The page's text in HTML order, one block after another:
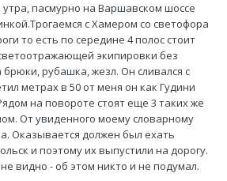
утра, пасмурно на Варшавском шоссе
с Хамером со светофора
то есть по середине 4 полос стоит
экипировки без
брюки, рубашка, жезл. Он сливался с
метрах в 50 от меня он как Гудини
на повороте стоят еще 3 таких же
От увиденного моему словарному
Оказывается должен был ехать
и поэтому их выпустили на дорогу.
видно - об этом никто и не подумал.